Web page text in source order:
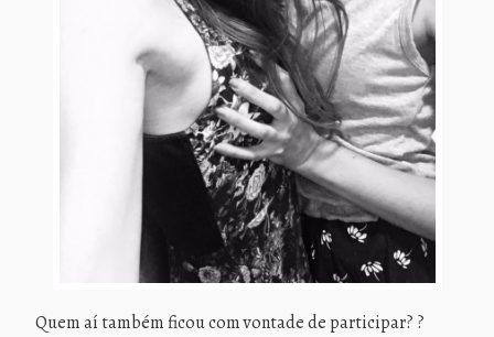
Quem aí também ficou com vontade de participar? ?